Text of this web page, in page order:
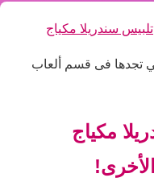
تلبيس سندريلا مكياج
تجدها فى قسم ألعاب
مكياج